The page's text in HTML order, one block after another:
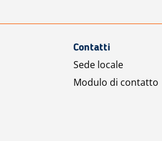
Contatti
Sede locale
Modulo di contatto